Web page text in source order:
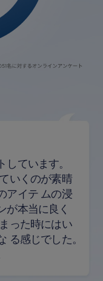
ています。
いくのが素晴
アイテムの浸
が本当に良く
った時にはい
る感じでした。